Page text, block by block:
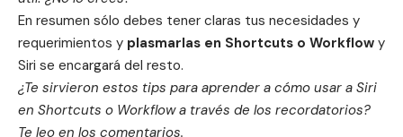
En resumen sólo debes tener claras tus necesidades y
requerimientos y plasmarlas en Shortcuts o Workflow y
Siri se encargará del resto.
¿Te sirvieron estos tips para aprender a cómo usar a Siri
en Shortcuts o Workflow a través de los recordatorios?
Te leo en los comentarios.